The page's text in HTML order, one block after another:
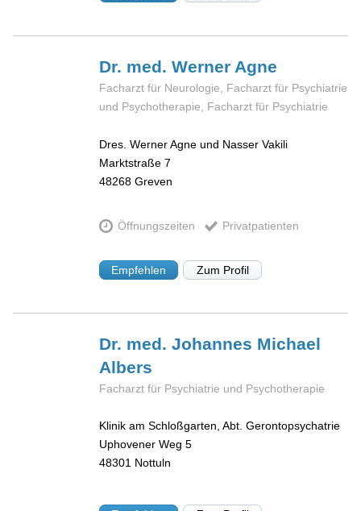
Dr. med. Werner Agne
Facharzt für Neurologie, Facharzt für Psychiatrie
und Psychotherapie, Facharzt für Psychiatrie
Dres. Werner Agne und Nasser Vakili
Marktstraße 7
48268 Greven
Öffnungszeiten Privatpatienten
Empfehlen Zum Profil
Dr. med. Johannes Michael
Albers
Facharzt für Psychiatrie und Psychotherapie
Klinik am Schloßgarten, Abt. Gerontopsychatrie
Uphovener Weg 5
48301 Nottuln